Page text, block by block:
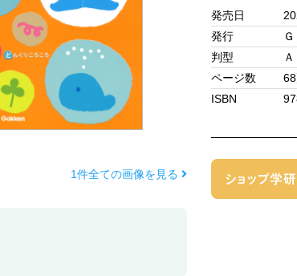
1件全ての画像を見る
発売日
発行
判型
Ａ
ページ数
ISBN